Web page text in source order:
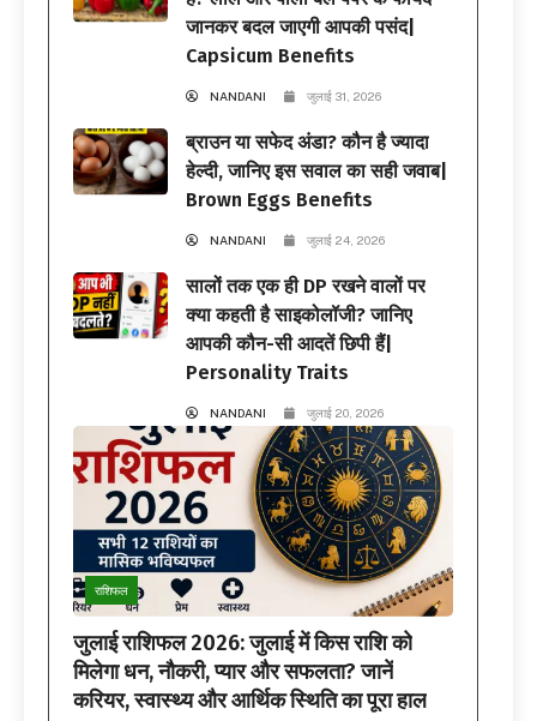
जानकर बदल जाएगी आपकी पसंद|
Capsicum Benefits
NANDANI जुलाई 31, 2026
ब्राउन या सफेद अंडा? कौन है ज्यादा
हेल्दी, जानिए इस सवाल का सही जवाब|
Brown Eggs Benefits
NANDANI जुलाई 24, 2026
सालों तक एक ही DP रखने वालों पर
क्या कहती है साइकोलॉजी? जानिए
आपकी कौन-सी आदतें छिपी हैं|
Personality Traits
NANDANI जुलाई 20, 2026
राशिफल
जुलाई राशिफल 2026: जुलाई में किस राशि को
मिलेगा धन, नौकरी, प्यार और सफलता? जानें
करियर, स्वास्थ्य और आर्थिक स्थिति का पूरा हाल